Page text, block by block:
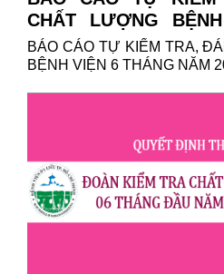
CHẤT LƯỢNG
NĂM 2022
BÁO CÁO TỰ KIỂM TRA,
BỆNH VIỆN 6 THÁNG NĂM